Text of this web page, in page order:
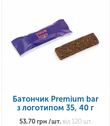
Батончик Premium bar
з логотипом 35, 40 г
53,70 грн /шт.від 120 шт.